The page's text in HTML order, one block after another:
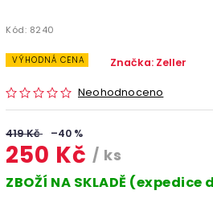
Kód: 8240
VÝHODNÁ CENA
Neohodnoceno
Značka: Zeller
419 Kč –40 %
250 Kč / ks
ZBOŽÍ NA SKLADĚ